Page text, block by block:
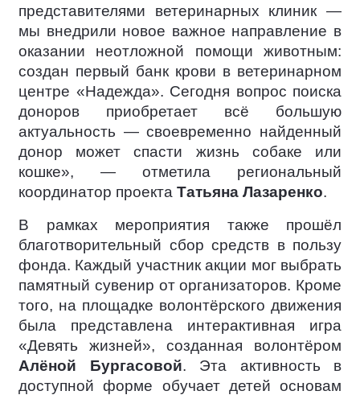
представителями ветеринарных клиник —
мы внедрили новое важное направление в
оказании неотложной помощи животным:
создан первый банк крови в ветеринарном
центре «Надежда». Сегодня вопрос поиска
доноров приобретает всё большую
актуальность — своевременно найденный
донор может спасти жизнь собаке или
кошке», — отметила региональный
координатор проекта Татьяна Лазаренко.
В рамках мероприятия также прошёл
благотворительный сбор средств в пользу
фонда. Каждый участник акции мог выбрать
памятный сувенир от организаторов. Кроме
того, на площадке волонтёрского движения
была представлена интерактивная игра
«Девять жизней», созданная волонтёром
Алёной Бургасовой. Эта активность в
доступной форме обучает детей основам